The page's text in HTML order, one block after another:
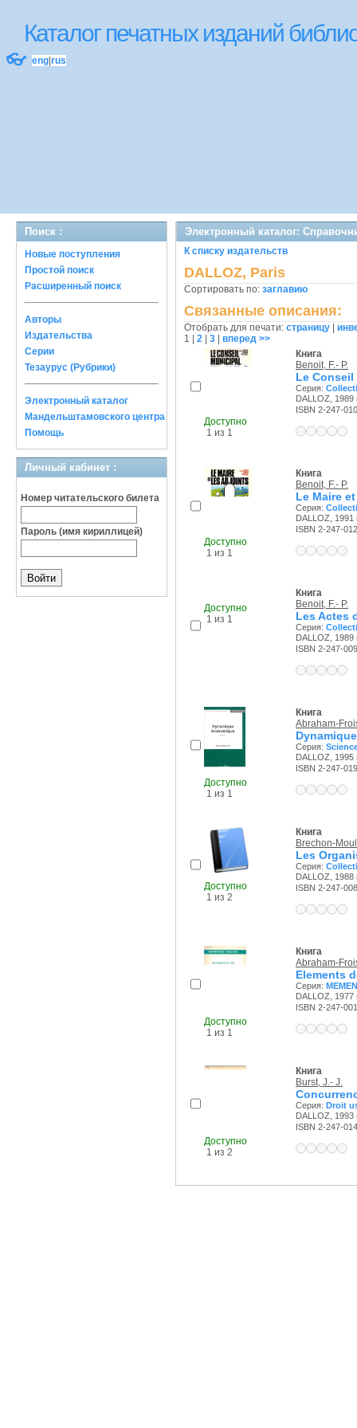
Каталог печатных изданий
👓 eng rus
Поиск :
Новые поступления
Простой поиск
Расширенный поиск
Авторы
Издательства
Серии
Тезаурус (Рубрики)
Электронный каталог
Мандельштамовского центра
Помощь
Личный кабинет :
Номер читательского билета
Пароль (имя кириллицей)
Электронный каталог:
К списку издательств
DALLOZ, Paris
Сортировать по: заглавию
Связанные описания:
Отобрать для печати: страницу
1
2 3 вперед >>
Доступно
1 из 1
Книга
Benoit, F.- P.
Le
Серия:
DALLOZ, 1989
ISBN 2-247-
Доступно
1 из 1
Книга
Benoit, F.- P.
Le Maire
Серия:
DALLOZ, 1991
ISBN 2-247-
Доступно
1 из 1
Книга
Benoit, F.- P.
Les Actes
Серия:
DALLOZ, 1989
ISBN 2-247-
Доступно
1 из 1
Книга
Abraham-
Серия:
DALLOZ, 1995
ISBN 2-247-
Доступно
1 из 2
Книга
Brechon-
Les
Серия:
DALLOZ, 1988
ISBN 2-247-
Доступно
1 из 1
Книга
Abraham-
Elements
Серия:
DALLOZ, 1977
ISBN 2-247-
Доступно
1 из 2
Книга
Burst, J.- J.
Серия: Droit
DALLOZ, 1993
ISBN 2-247-